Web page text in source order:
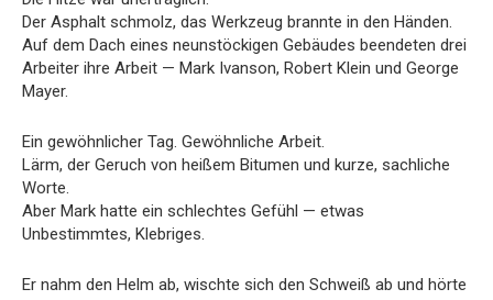
Der Asphalt schmolz, das Werkzeug brannte in den Händen.
Auf dem Dach eines neunstöckigen Gebäudes beendeten drei
Arbeiter ihre Arbeit — Mark Ivanson, Robert Klein und George
Mayer.
Ein gewöhnlicher Tag. Gewöhnliche Arbeit.
Lärm, der Geruch von heißem Bitumen und kurze, sachliche
Worte.
Aber Mark hatte ein schlechtes Gefühl — etwas
Unbestimmtes, Klebriges.
Er nahm den Helm ab, wischte sich den Schweiß ab und hörte